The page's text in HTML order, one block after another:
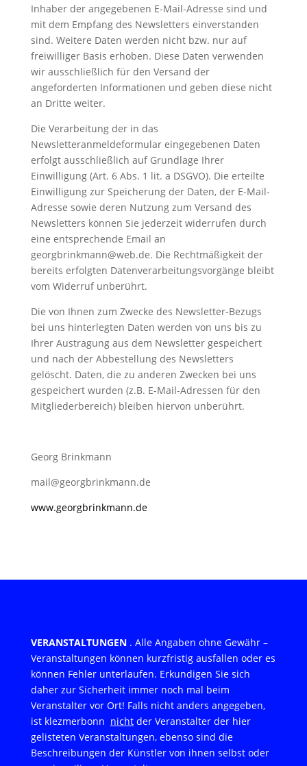
Inhaber der angegebenen E-Mail-Adresse sind und
mit dem Empfang des Newsletters einverstanden
sind. Weitere Daten werden nicht bzw. nur auf
freiwilliger Basis erhoben. Diese Daten verwenden
wir ausschließlich für den Versand der
angeforderten Informationen und geben diese nicht
an Dritte weiter.
Die Verarbeitung der in das
Newsletteranmeldeformular eingegebenen Daten
erfolgt ausschließlich auf Grundlage Ihrer
Einwilligung (Art. 6 Abs. 1 lit. a DSGVO). Die erteilte
Einwilligung zur Speicherung der Daten, der E-Mail-
Adresse sowie deren Nutzung zum Versand des
Newsletters können Sie jederzeit widerrufen durch
eine entsprechende Email an
georgbrinkmann@web.de. Die Rechtmäßigkeit der
bereits erfolgten Datenverarbeitungsvorgänge bleibt
vom Widerruf unberührt.
Die von Ihnen zum Zwecke des Newsletter-Bezugs
bei uns hinterlegten Daten werden von uns bis zu
Ihrer Austragung aus dem Newsletter gespeichert
und nach der Abbestellung des Newsletters
gelöscht. Daten, die zu anderen Zwecken bei uns
gespeichert wurden (z.B. E-Mail-Adressen für den
Mitgliederbereich) bleiben hiervon unberührt.
Georg Brinkmann
mail@georgbrinkmann.de
www.georgbrinkmann.de
VERANSTALTUNGEN. Alle Angaben ohne Gewähr –
Veranstaltungen können kurzfristig ausfallen oder es
können Fehler unterlaufen. Erkundigen Sie sich
daher zur Sicherheit immer noch mal beim
Veranstalter vor Ort! Falls nicht anders angegeben,
ist klezmerbonn nicht der Veranstalter der hier
gelisteten Veranstaltungen, ebenso sind die
Beschreibungen der Künstler von ihnen selbst oder